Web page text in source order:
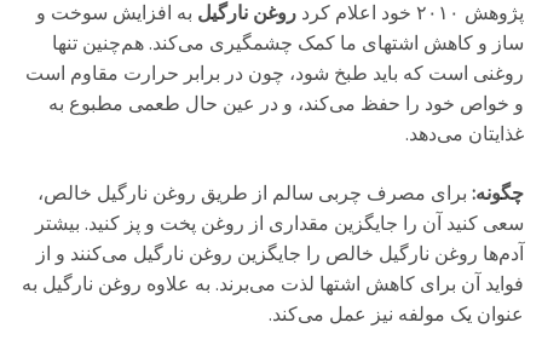
پژوهش ۲۰۱۰ خود اعلام کرد
روغن نارگیل به افزایش سوخت و
ساز و کاهش اشتهای ما کمک چشمگیری می‌کند. هم‌چنین تنها
روغنی است که باید طبخ شود، چون در برابر حرارت مقاوم است
و خواص خود را حفظ می‌کند، و در عین حال طعمی مطبوع به
غذایتان می‌دهد.
چگونه: برای مصرف چربی سالم از طریق روغن نارگیل خالص،
سعی کنید آن را جایگزین مقداری از روغن پخت و پز کنید. بیشتر
آدم‌ها روغن نارگیل خالص را جایگزین روغن نارگیل می‌کنند و از
فواید آن برای کاهش اشتها لذت می‌برند. به علاوه روغن نارگیل به
عنوان یک مولفه‌ نیز عمل می‌کند.